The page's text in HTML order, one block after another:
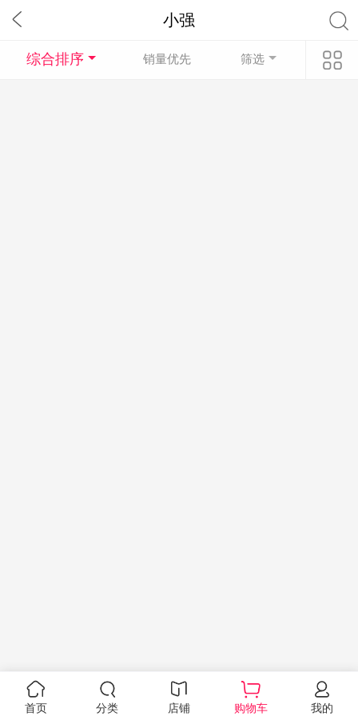
小强
综合排序 销量优先 筛选
首页 分类 店铺 购物车 我的